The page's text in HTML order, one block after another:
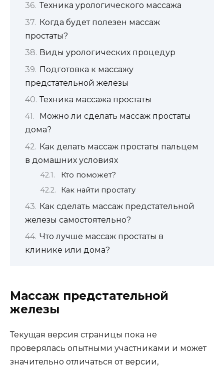
Техника урологического массажа
Когда будет полезен массаж
простаты?
Виды урологических процедур
Подготовка к массажу
предстательной железы
Техника массажа простаты
Можно ли сделать массаж простаты
дома?
Как делать массаж простаты пальцем
в домашних условиях
Кто поможет?
Как найти простату
Как сделать массаж предстательной
железы самостоятельно?
Что лучше массаж простаты в
клинике или дома?
Массаж предстательной
железы
Текущая версия страницы пока не
проверялась опытными участниками и может
значительно отличаться от версии,